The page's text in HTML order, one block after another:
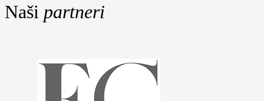
Naši partneri